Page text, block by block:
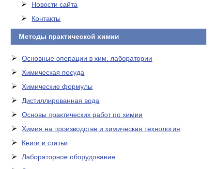
Новости сайта
Контакты
Методы практической химии
Основные операции в хим. лаборатории
Химическая посуда
Химические формулы
Дистиллированная вода
Основы практических работ по химии
Химия на производстве и химическая технология
Книги и статьи
Лабораторное оборудование